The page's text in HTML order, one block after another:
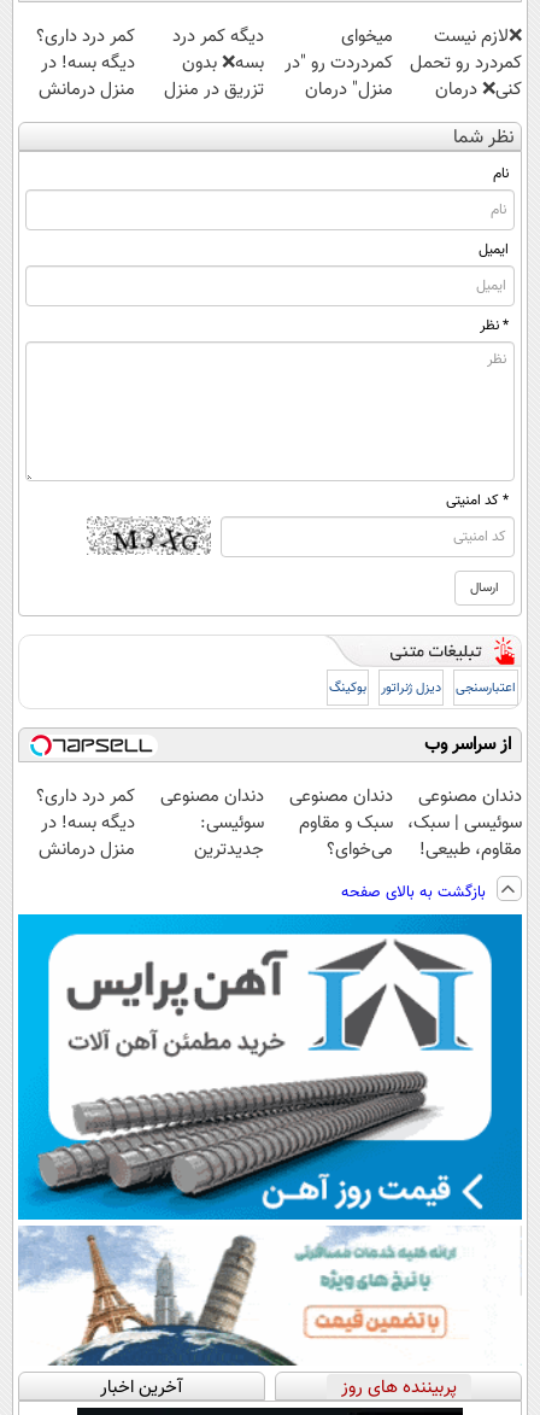
❌لازم نیست
کمردرد رو تحمل
کنی❌ درمان
بدون جراحی و
قرص
(پرسشنامه)
میخوای
کمردردت رو "در
منزل" درمان
کنی؟ (◂فیلم +
◂پرسش‌نامه)
دیگه کمر درد
بسه❌ بدون
تزریق در منزل
درمانش کن✅
◀پرسش‌نامه پر
کمر درد داری؟
دیگه بسه! در
منزل درمانش
کن
(◀پرسش‌نامه)
نظر شما
نام
ایمیل
* نظر
* کد امنیتی
اعتبارسنجی دیزل ژنراتور بوکینگ
از سراسر وب
دندان مصنوعی
سوئیسی | سبک،
مقاوم، طبیعی!
ویزیت
رایگان+پرداخت
اقساطی😍
دندان مصنوعی
سبک و مقاوم
می‌خوای؟
هم داریم!😍 |
📍تهران
دندان مصنوعی
سوئیسی:
جدیدترین
پرداخت قسطی
کمر درد داری؟
دیگه بسه! در
منزل درمانش
بازگشت به بالای صفحه
پربیننده های روز آخرین اخبار